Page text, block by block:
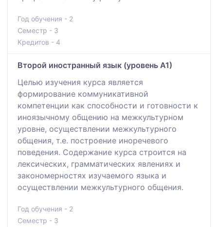
Год обучения - 2
Семестр - 3
Кредитов - 4
Второй иностранный язык (уровень А1)
Целью изучения курса является
формирование коммуникативной
компетенции как способности и готовности к
иноязычному общению на межкультурном
уровне, осуществлении межкультурного
общения, т.е. построение иноречевого
поведения. Содержание курса строится на
лексических, грамматических явлениях и
закономерностях изучаемого языка и
осуществлении межкультурного общения.
Год обучения - 2
Семестр - 3